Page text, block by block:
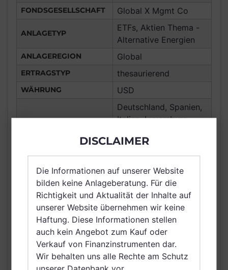
FONDSGESELLSCHAFT Global X Mgmt Co
ANLAGETYP
ETFs, Aktien Thema -
Alternative Energien
ANLAGEREGION Global
ERTRAGSTYP thesaurierend
WÄHRUNG USD
Deutschland, Spanien,
Italien, Luxemburg,
Großbritannien und
Nordirland, Österreich,
Schweiz, Finnland,
Dänemark, Schweden,
Irland, Netherlands
(Kingdom of the),
Norwegen, Singapur
AUSGABEAUFSCHLAG N/A
MAX. LAUFENDE
KOSTEN
N/A
DISCLAIMER
Die Informationen auf unserer Website
bilden keine Anlageberatung. Für die
Richtigkeit und Aktualität der Inhalte auf
unserer Website übernehmen wir keine
Haftung. Diese Informationen stellen
auch kein Angebot zum Kauf oder
Verkauf von Finanzinstrumenten dar.
Wir behalten uns alle Rechte am Schutz